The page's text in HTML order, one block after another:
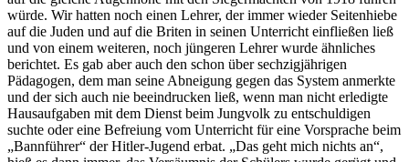
würde. Wir hatten noch einen Lehrer, der immer wieder Seitenhiebe
auf die Juden und auf die Briten in seinen Unterricht einfließen ließ
und von einem weiteren, noch jüngeren Lehrer wurde ähnliches
berichtet. Es gab aber auch den schon über sechzigjährigen
Pädagogen, dem man seine Abneigung gegen das System anmerkte
und der sich auch nie beeindrucken ließ, wenn man nicht erledigte
Hausaufgaben mit dem Dienst beim Jungvolk zu entschuldigen
suchte oder eine Befreiung vom Unterricht für eine Vorsprache beim
Bannführer
der Hitler-Jugend erbat. Das geht mich nichts an ,